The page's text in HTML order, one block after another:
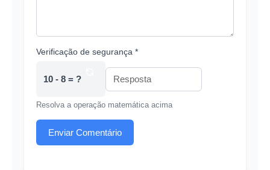
Verificação de segurança *
10 - 8 = ?
Resolva a operação matemática acima
Enviar Comentário